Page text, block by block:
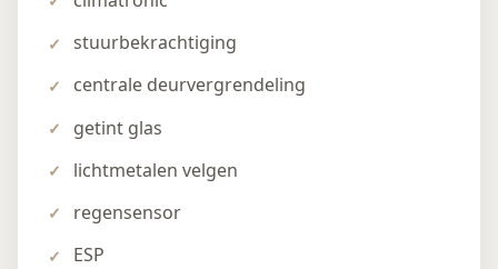
stuurbekrachtiging
centrale deurvergrendeling
getint glas
lichtmetalen velgen
regensensor
ESP